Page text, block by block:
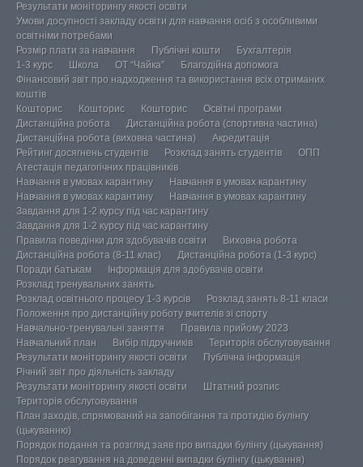
Результати моніторингу якості освіти
Умови досупності закладу освіти для навчання осіб з особливими
освітніми потребами
Розмір плати за навчання
Публічні кошти
Бухгалтерія
1-3 курс
Школа ОТ “Чайка”
Благодійна допомога
Фінансовий звіт про надходження та використання всіх отриманих
коштів
Кошторис
Кошторис Кошторис
Освітні програми
Дистанційна робота
Дистанційна робота (спортивна частина)
Дистанційна робота (виховна частина)
Акредитація
Рейтинг досягнень студентів
Розклад занять студентів
ОПП
Атестація педагогічних працівників
Навчання в умовах карантину
Навчання в умовах карантину
Навчання в умовах карантину
Навчання в умовах карантину
Завдання для 1-2 курсу під час карантину
Завдання для 1-2 курсу під час карантину
Правила поведінки для здобувачів освіти
Виховна робота
Дистанційна робота (8-11 клас)
Дистанційна робота (1-3 курс)
Поради батькам
Інформація для здобувачів освіти
Розклад тренувальних занять
Розклад освітнього процесу 1-3 курсів
Розклад занять 8-11 класи
Положення про дистанційну роботу вчителів зі спорту
Навчально-тренувальні заняття
Правила прийому 2023
Навчальний план
Вибір підручників
Територія обслуговування
Результати моніторингу якості освіти
Публічна інформація
Річний звіт про діяльність закладу
Результати моніторингу якості освіти
Штатний розпис
Територія обслуговування
План заходів, спрямований на запобігання та протидію булінгу
(цькуванню)
Порядок подання та розгляд заяв про випадки булінгу (цькування)
Порядок реагування на доведенні випадки булінгу (цькування)